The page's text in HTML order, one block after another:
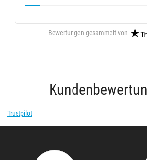
Bewertungen gesammelt von
Trustpilot